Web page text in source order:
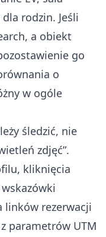
rodzin. Jeśli
a obiekt
go
o
w ogóle
śledzić, nie
zdjęć”.
kliknięcia
linków rezerwacji
parametrów UTM